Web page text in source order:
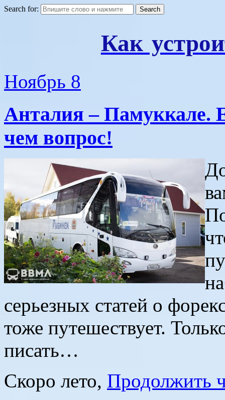
Search for:
Как
Ноябрь 8
Анталия – Памуккале.
чем вопрос!
серьезных статей о
тоже путешествует.
писать…
Скоро лето, Продолжить